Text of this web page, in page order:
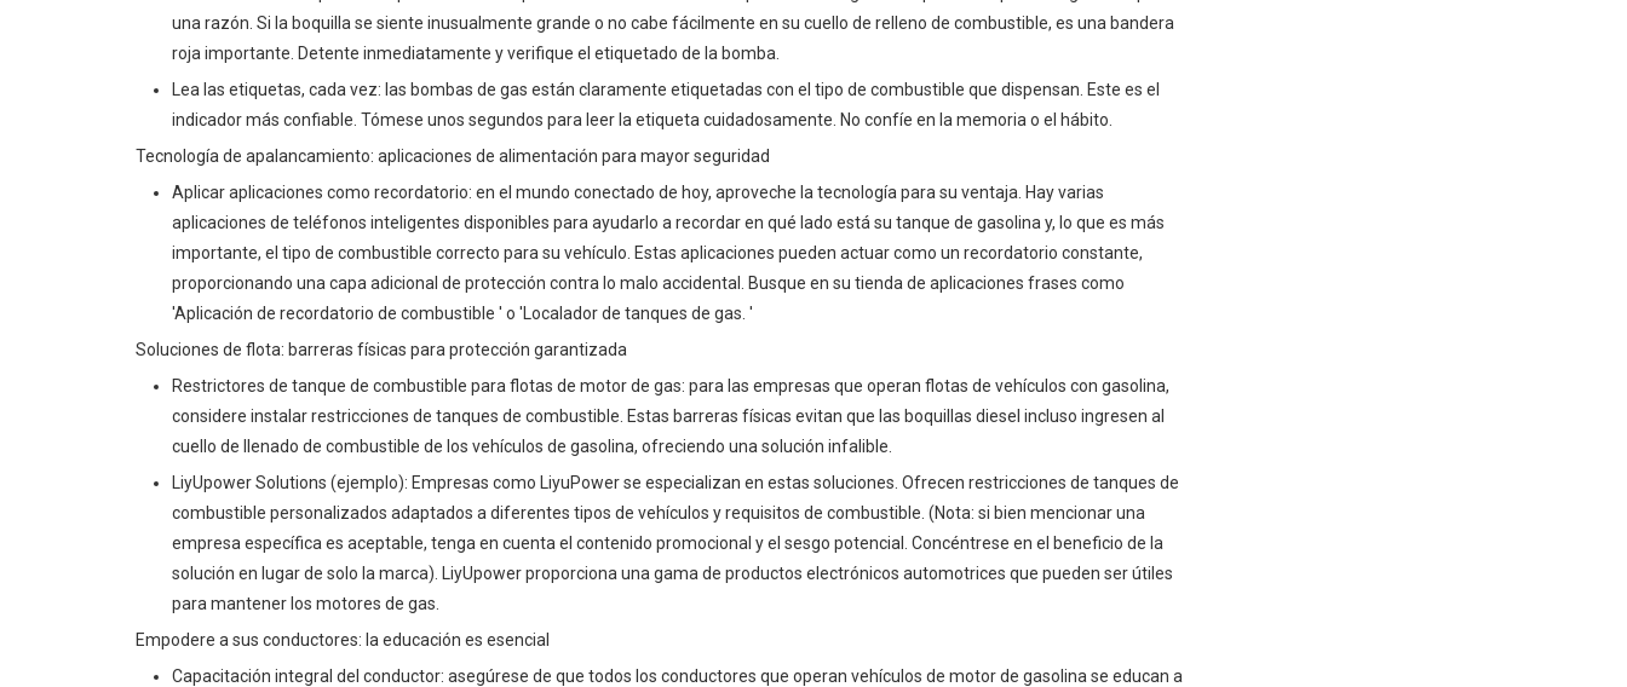
una razón. Si la boquilla se siente inusualmente grande o no cabe fácilmente en su cuello de relleno de combustible, es una bandera
roja importante. Detente inmediatamente y verifique el etiquetado de la bomba.
Lea las etiquetas, cada vez: las bombas de gas están claramente etiquetadas con el tipo de combustible que dispensan. Este es el
indicador más confiable. Tómese unos segundos para leer la etiqueta cuidadosamente. No confíe en la memoria o el hábito.
Tecnología de apalancamiento: aplicaciones de alimentación para mayor seguridad
Aplicar aplicaciones como recordatorio: en el mundo conectado de hoy, aproveche la tecnología para su ventaja. Hay varias
aplicaciones de teléfonos inteligentes disponibles para ayudarlo a recordar en qué lado está su tanque de gasolina y, lo que es más
importante, el tipo de combustible correcto para su vehículo. Estas aplicaciones pueden actuar como un recordatorio constante,
proporcionando una capa adicional de protección contra lo malo accidental. Busque en su tienda de aplicaciones frases como
'Aplicación de recordatorio de combustible ' o 'Localador de tanques de gas. '
Soluciones de flota: barreras físicas para protección garantizada
Restrictores de tanque de combustible para flotas de motor de gas: para las empresas que operan flotas de vehículos con gasolina,
considere instalar restricciones de tanques de combustible. Estas barreras físicas evitan que las boquillas diesel incluso ingresen al
cuello de llenado de combustible de los vehículos de gasolina, ofreciendo una solución infalible.
LiyUpower Solutions (ejemplo): Empresas como LiyuPower se especializan en estas soluciones. Ofrecen restricciones de tanques de
combustible personalizados adaptados a diferentes tipos de vehículos y requisitos de combustible. (Nota: si bien mencionar una
empresa específica es aceptable, tenga en cuenta el contenido promocional y el sesgo potencial. Concéntrese en el beneficio de la
solución en lugar de solo la marca). LiyUpower proporciona una gama de productos electrónicos automotrices que pueden ser útiles
para mantener los motores de gas.
Empodere a sus conductores: la educación es esencial
Capacitación integral del conductor: asegúrese de que todos los conductores que operan vehículos de motor de gasolina se educan a